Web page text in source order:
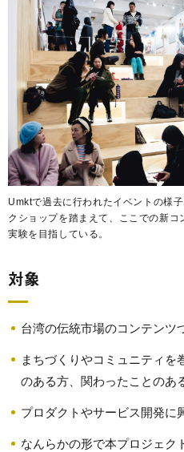
Umktで過去に行われたイベントの様
クショップを踏まえて、ここでの新
実験を目指している。
対象
台湾の伝統市場のコンテンツ
まちづくりやコミュニティを
のある方、関わったことのあ
プロダクトやサービス開発に
なんらかの形で本プロジェク